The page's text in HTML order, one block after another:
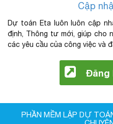
Cập
Dự toán Eta luôn luôn cập
định, Thông tư mới, giúp cho
các yêu cầu của công việc và
Đăng
PHẦN MỀM LẬP DỰ